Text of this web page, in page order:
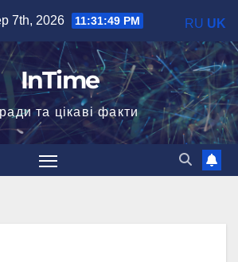
7th, 2026 11:31:50 PM
InTime
та цікаві факти
RU UK